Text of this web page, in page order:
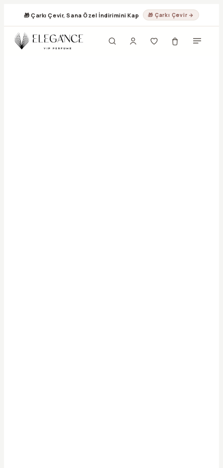
🎁 Çarkı Çevir, Sana Özel İndirimini Kap 🎁 Çarkı Çevir →